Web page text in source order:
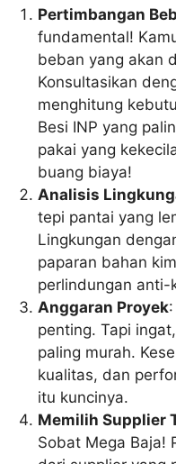
Pertimbangan
fundamental!
beban yang akan
Konsultasikan
menghitung
Besi INP yang
pakai yang
buang biaya!
Analisis
tepi pantai yang
Lingkungan
paparan bahan
perlindungan anti-
Anggaran Proyek
penting. Tapi
paling murah.
kualitas, dan
itu kuncinya.
Memilih Supplier
Sobat Mega Baja!